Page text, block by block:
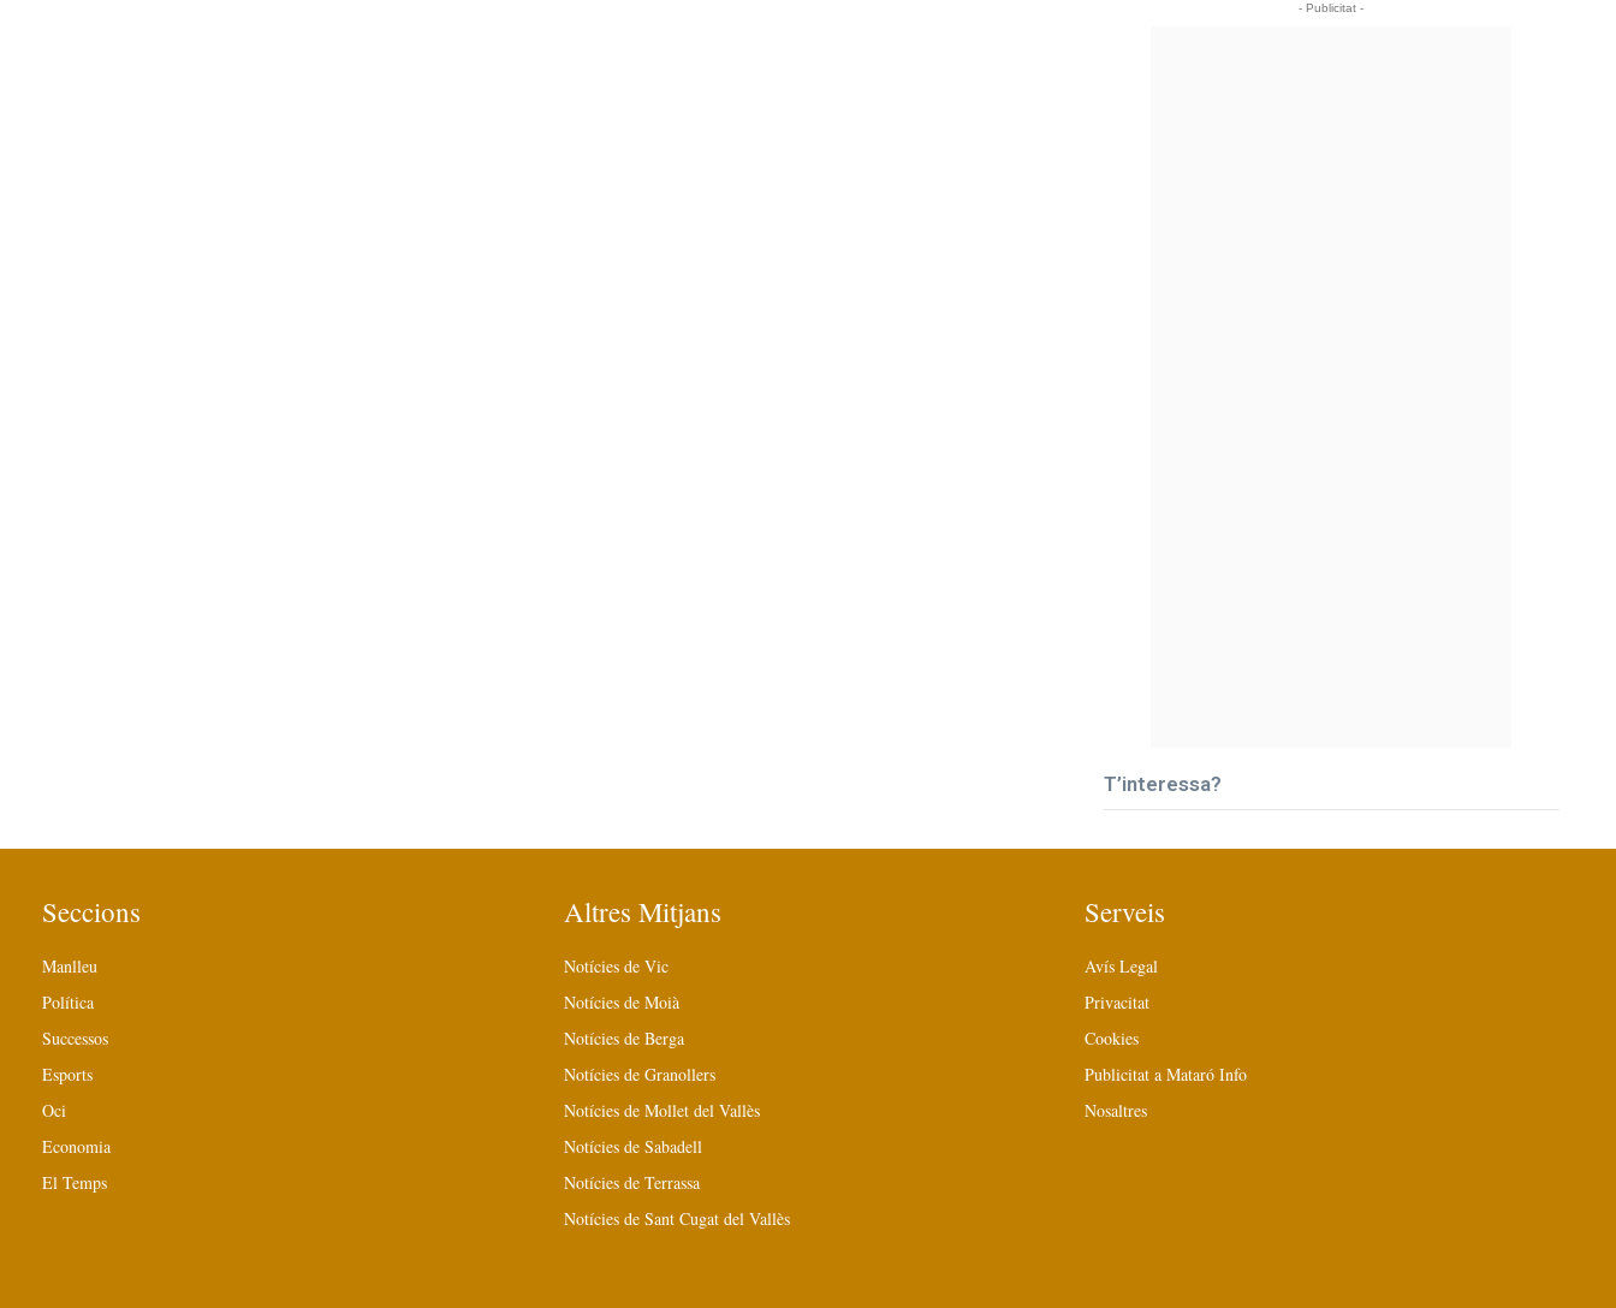
- Publicitat -
T’interessa?
Seccions
Manlleu
Política
Successos
Esports
Oci
Economia
El Temps
Altres Mitjans
Notícies de Vic
Notícies de Moià
Notícies de Berga
Notícies de Granollers
Notícies de Mollet del Vallès
Notícies de Sabadell
Notícies de Terrassa
Notícies de Sant Cugat del Vallès
Serveis
Avís Legal
Privacitat
Cookies
Publicitat a Mataró Info
Nosaltres